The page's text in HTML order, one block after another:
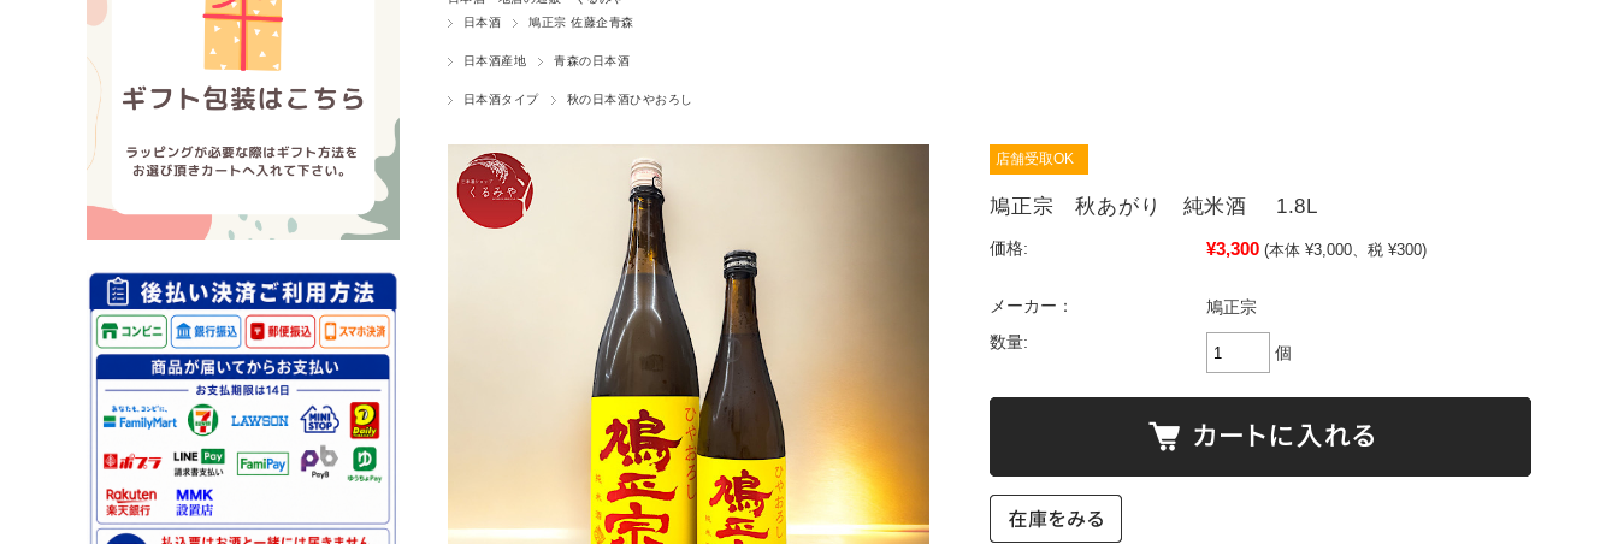
日本酒
鳩正宗 佐藤企青森
日本酒産地 青森の日本酒
日本酒タイプ 秋の日本酒ひやおろし
店舗受取OK
鳩正宗 秋あがり 純米酒 1.8L
価格: ¥3,300 (本体 ¥3,000、税 ¥300)
メーカー：
鳩正宗
数量:
個